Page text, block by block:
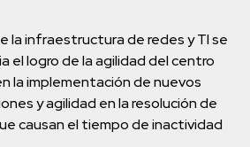
la infraestructura de redes y TI se
el logro de la agilidad del centro
la implementación de nuevos
y agilidad en la resolución de
causan el tiempo de inactividad